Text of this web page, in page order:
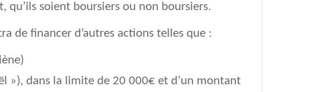
soient boursiers ou non boursiers.
de financer d’autres actions telles que :
»), dans la limite de 20 000€ et d’un montant